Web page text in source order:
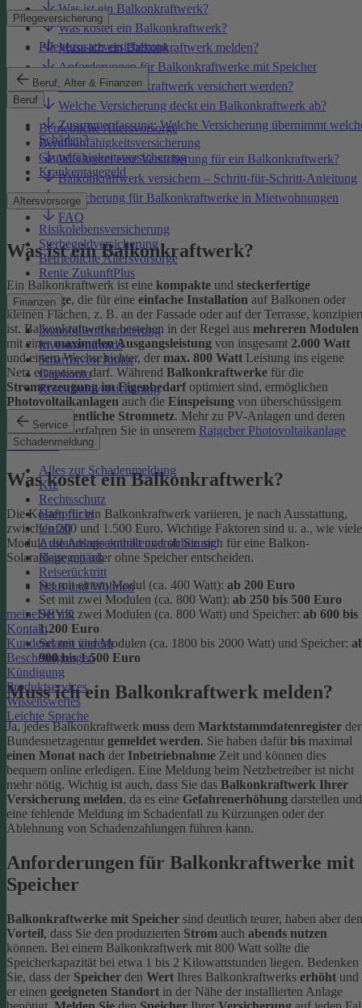
Pflegeversicherung
Pflegezusatzversicherung
Beruf, Alter & Finanzen
Beruf
Betriebliche Altersvorsorge
Berufsunfähigkeitsversicherung
Grundfähigkeitsversicherung
Krankentagegeld
Altersvorsorge
Risikolebensversicherung
Sterbegeldversicherung
Betriebliche Altersvorsorge
Rente ZukunftPlus
Finanzen
Immobilienfinanzierung
Investmentfonds
SmartInvest Junior
Girokonto
Restschuldversicherung
Service
Schadenmeldung
Alles zur Schadenmeldung
Kfz
Rechtsschutz
Haftpflicht
Unfall
Auslandsreisekrankenversicherung
Reisegepäck
Reiserücktritt
Haus und Wohnen
meineDEVK
Kontakt
Kundendaten ändern
Bescheinigungen
Kündigung
Produktservices
Wissenswertes
Leichte Sprache
Was ist ein Balkonkraftwerk?
Was kostet ein Balkonkraftwerk?
Muss ich ein Balkonkraftwerk melden?
Anforderungen für Balkonkraftwerke mit Speicher
Muss ein Balkonkraftwerk versichert werden?
Welche Versicherung deckt ein Balkonkraftwerk ab?
Zusammenfassung: Welche Versicherung übernimmt
Schäden?
Was kostet eine Versicherung für ein Balkonkraftwerk?
Balkonkraftwerk versichern – Schritt-für-Schritt-Anleitung
Versicherung für Balkonkraftwerke in Mietwohnungen
FAQ
Was ist ein Balkonkraftwerk?
Ein Balkonkraftwerk ist eine kompakte und steckerfertige
Solaranlage, die für eine einfache Installation auf Balkonen oder
kleinen Flächen, z. B. an der Fassade oder auf der Terrasse,
ist. Balkonkraftwerke bestehen in der Regel aus mehreren Modulen
mit einermaximalen Ausgangsleistung von insgesamt 2.000 Watt
und einem Wechselrichter, der max. 800 Watt Leistung ins eigene
Netz einspeisen darf. Während Balkonkraftwerke für die
Stromerzeugung im Eigenbedarfoptimiert sind, ermöglichen
Photovoltaikanlagen auch die Einspeisung von überschüssigem
Strom ins
öffentliche Stromnetz. Mehr zu PV-Anlagen und deren
Absicherung erfahren Sie in unserem Ratgeber Photovoltaikanlage
versichern.
Was kostet ein Balkonkraftwerk?
Die Kosten für ein Balkonkraftwerk variieren, je nach Ausstattung,
zwischen 200 und 1.500 Euro. Wichtige Faktoren sind u. a., wie viele
Module die Anlage enthält und ob Sie sich für eine Balkon-
Solaranlage mit oder ohne Speicher entscheiden.
Set mit einem Modul (ca. 400 Watt): ab 200 Euro
Set mit zwei Modulen (ca. 800 Watt): ab 250 bis 500 Euro
Set mit zwei Modulen (ca. 800 Watt) und Speicher: ab 600 bis
1.200 Euro
Set mit vier Modulen (ca. 1800 bis 2000 Watt) und Speicher:
900 bis 1.500 Euro
Muss ich ein Balkonkraftwerk melden?
Ja, jedes Balkonkraftwerk muss dem Marktstammdatenregister der
Bundesnetzagentur gemeldet werden. Sie haben dafür bis maximal
einen Monat nach der Inbetriebnahme Zeit und können dies
bequem online erledigen. Eine Meldung beim Netzbetreiber ist nicht
mehr nötig. Wichtig ist auch, dass Sie das Balkonkraftwerk Ihrer
Versicherung melden, da es eine Gefahrenerhöhung darstellen und
eine fehlende Meldung im Schadenfall zu Kürzungen oder der
Ablehnung von Schadenzahlungen führen kann.
Anforderungen für Balkonkraftwerke mit
Speicher
Balkonkraftwerke mit Speicher sind deutlich teurer, haben aber den
Vorteil, dass Sie den produzierten Strom auch abends nutzen
können. Bei einem Balkonkraftwerk mit 800 Watt sollte die
Speicherkapazität bei etwa 1 bis 2 Kilowattstunden liegen. Bedenken
Sie, dass der Speicher den Wert Ihres Balkonkraftwerks erhöht und
er einen geeigneten Standort in der Nähe der installierten Anlage